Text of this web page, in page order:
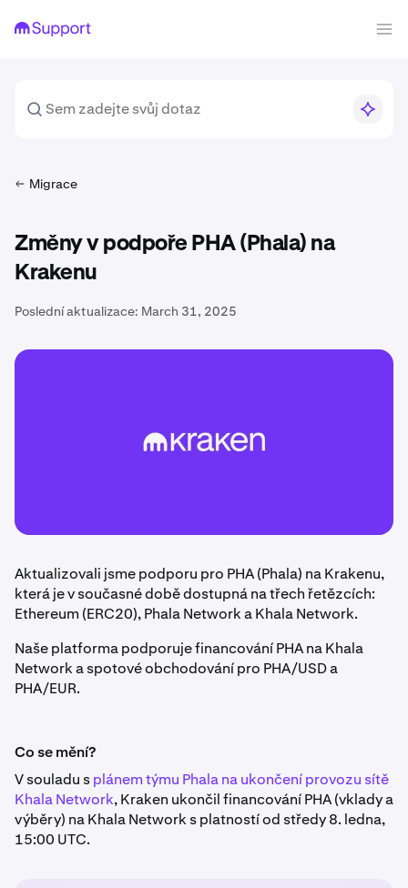
Migrace
Změny v podpoře PHA (Phala) na
Krakenu
Poslední aktualizace: March 31, 2025
Aktualizovali jsme podporu pro PHA (Phala) na Krakenu,
která je v současné době dostupná na třech řetězcích:
Ethereum (ERC20), Phala Network a Khala Network.
Naše platforma podporuje financování PHA na Khala
Network a spotové obchodování pro PHA/USD a
PHA/EUR.
Co se mění?
V souladu splánem týmu Phala na ukončení provozu sítě
Khala Network, Kraken ukončil financování PHA (vklady a
výběry) na Khala Network s platností od středy 8. ledna,
15:00 UTC.